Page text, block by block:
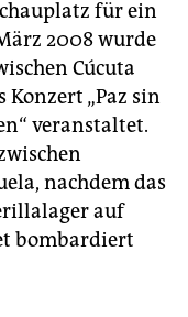
für ein
2008 wurde
Cúcuta
„Paz sin
veranstaltet.
nachdem das
auf
bombardiert